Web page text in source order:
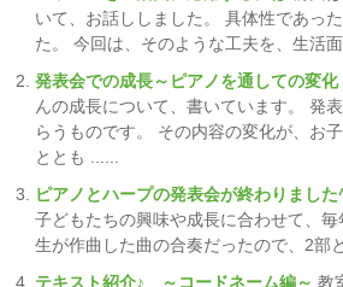
いて、お話ししました。 具体性であっ
た。 今回は、そのような工夫を、生活
発表会での成長～ピアノを通しての変
んの成長について、書いています。 発
らうものです。 その内容の変化が、お
ととも ......
ピアノとハープの発表会が終わりました
子どもたちの興味や成長に合わせて、
生が作曲した曲の合奏だったので、2部
テキスト紹介♪ ～コードネーム編～ 教